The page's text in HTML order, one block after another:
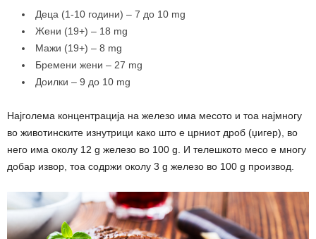
Деца (1-10 години) – 7 до 10 mg
Жени (19+) – 18 mg
Мажи (19+) – 8 mg
Бремени жени – 27 mg
Доилки – 9 до 10 mg
Најголема концентрација на железо има месото и тоа најмногу
во животинските изнутрици како што е црниот дроб (џигер), во
него има околу 12 g железо во 100 g. И телешкото месо е многу
добар извор, тоа содржи околу 3 g железо во 100 g производ.